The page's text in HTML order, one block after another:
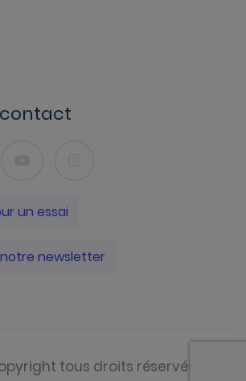
contact
un essai
newsletter
tous droits réservés